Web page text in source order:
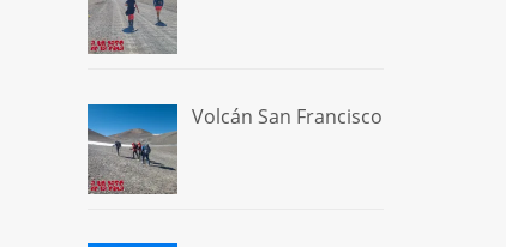
Volcán San Francisco